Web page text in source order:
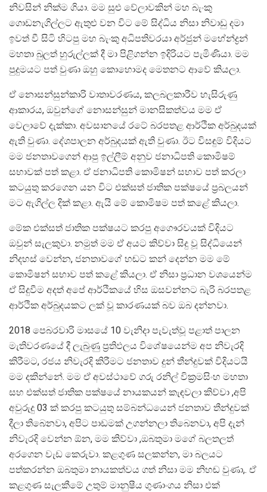
නිවසින් නික්ම ගියා. මම සුළු වේලාවකින් මහ බැංකු
ගොඩනැගිල්ලට ඇතුළු වන විට මේ සිද්ධිය නිසා නිවාඩු දමා
ඉවත් වී සිටි හිටපු මහ බැංකු අධිපතිවරයා අර්ජුන් මහේන්ද්‍රන්
මහතා බුලත් හුරුල්ලක් දී මා පිළිගන්න ඉදිරියට පැමිණියා. මම
පුදුමයට පත් වුණා ඔහු කොහොමද මෙතනට ආවේ කියලා.
ඒ නොසන්සුන්කාරි වාතාවරණය, කලබලකාරීව හැසිරුණු
ආකාරය, ඔවුන්ගේ නොසන්සුන් මානසිකත්වය මම ඒ
වෙලාවේ දැක්කා. අවසානයේ රටේ බරපතළ ආර්ථික අර්බුදයක්
ඇති වුණා. දේශපාලන අර්බුදයක් ඇති වුණා. ඊට විසඳුම් විදියට
මම ජනතාවගෙන් ආපු ඉල්ලීම් අනුව ජනාධිපති කොමිෂම්
සභාවක් පත් කළා. ඒ ජනාධිපති කොමිෂන් සභාව පත් කරලා
කටයුතු කරගෙන යන විට එක්සත් ජාතික පක්ෂයේ ප‍්‍රබලයන්
මට ඇගිල්ල දික් කළා. ඇයි මේ කොමිෂම පත් කළේ කියලා.
මේක එක්සත් ජාතික පක්ෂයට කරපු අගෞරවයක් විදියට
ඔවුන් සැලකුවා. නමුත් මම ඒ අයට කිව්වා සිදු වූ සිද්ධියෙන්
නිදහස් වෙන්න, ජනතාවගේ හඬට කන් දෙන්න මම මේ
කොමිෂන් සභාව පත් කළේ කියලා. ඒ නිසා ප‍්‍රධාන වශයෙන්ම
ඒ සිදුවීම අදත් අපේ ආර්ථිකයේ හිස ඔසවන්නට බැරි බරපතළ
ආර්ථික අර්බුදයකට ලක් වූ කාරණයක් බව ඔබ දන්නවා.
2018 පෙබරවාරි මාසයේ 10 වැනිදා පැවැත්වූ පළාත් පාලන
මැතිවරණයේ දී ලැබුණු ප‍්‍රතිඵලය විශේෂයෙන්ම අප නිවැරදි
කිරීමට, රජය නිවැරදි කිරීමට ජනතාව දුන් තීන්දුවක් විදියටයි
මම දකින්නේ. මම ඒ අවස්ථාවේ ගරු රනිල් වික‍්‍රමසිංහ මහතා
සහ එක්සත් ජාතික පක්ෂයේ නායකයන් කැඳවලා කිව්වා ,අපි
අවුරුදු 03 ක් කරපු කටයුතු සම්බන්ධයෙන් ජනතාව තීන්දුවක්
දීලා තිබෙනවා, අපිට පාඩමක් උගන්නලා තිබෙනවා, අපි දැන්
නිවැරදි වෙන්න ඕන, මම කිව්වා ,ඔබතුමා මගේ බලතලත්
අරගෙන වැඩ කෙරුවා. කළගුණ සලකන්න, මා බලයට
පත්කරන්න ඔබතුමා නායකත්වය ගත් නිසා මම නිහඬ වුණා,. ඒ
කළගුණ සැලකීමේ උතුම් මානුෂීය ගුණාංගය නිසා එක්